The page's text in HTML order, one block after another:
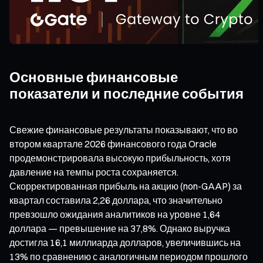
Основные финансовые
показатели и последние события
Свежие финансовые результаты показывают, что во
втором квартале 2026 финансового года Oracle
продемонстрировала высокую прибыльность, хотя
давление на темпы роста сохраняется.
Скорректированная прибыль на акцию (non-GAAP) за
квартал составила 2,26 доллара, что значительно
превзошло ожидания аналитиков на уровне 1,64
доллара — превышение на 37,8%. Однако выручка
достигла 16,1 миллиарда долларов, увеличившись на
13% по сравнению с аналогичным периодом прошлого